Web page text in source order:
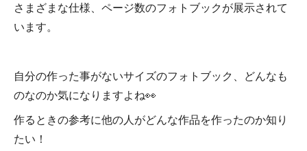
さまざまな仕様、ページ数のフォトブックが展示されて
います。
自分の作った事がないサイズのフォトブック、どんなも
のなのか気になりますよね👀
作るときの参考に他の人がどんな作品を作ったのか知り
たい！